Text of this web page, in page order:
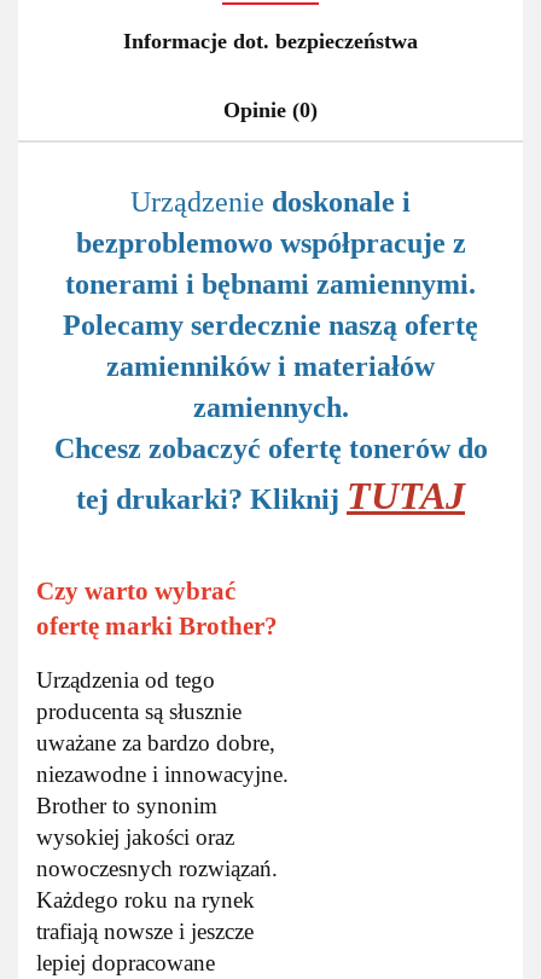
Informacje dot. bezpieczeństwa
Opinie (0)
Urządzenie doskonale i
bezproblemowo współpracuje z
tonerami i bębnami zamiennymi.
Polecamy serdecznie naszą ofertę
zamienników i materiałów
zamiennych.
Chcesz zobaczyć ofertę tonerów do
tej drukarki? Kliknij TUTAJ
Czy warto wybrać
ofertę marki Brother?
Urządzenia od tego
producenta są słusznie
uważane za bardzo dobre,
niezawodne i innowacyjne.
Brother to synonim
wysokiej jakości oraz
nowoczesnych rozwiązań.
Każdego roku na rynek
trafiają nowsze i jeszcze
lepiej dopracowane